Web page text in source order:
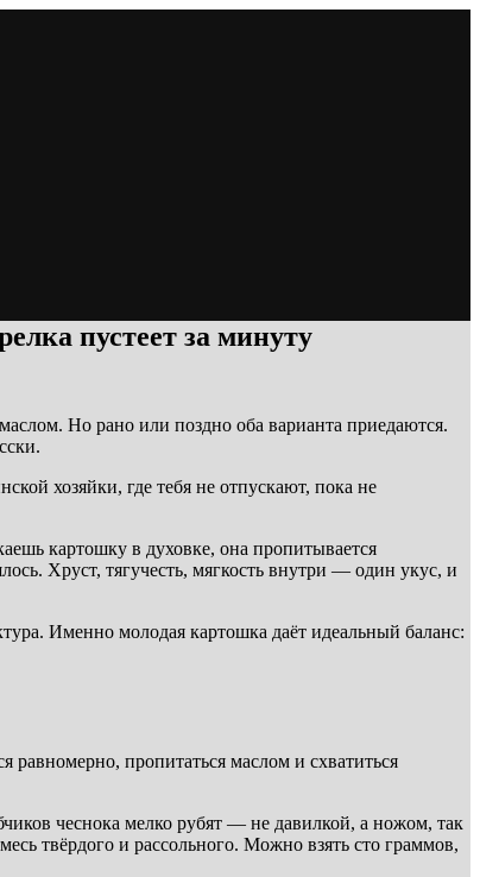
пустеет за минуту
Но рано или поздно оба варианта приедаются.
хозяйки, где тебя не отпускают, пока не
картошку в духовке, она пропитывается
Хруст, тягучесть, мягкость внутри — один укус, и
Именно молодая картошка даёт идеальный баланс:
пропитаться маслом и схватиться
чеснока мелко рубят — не давилкой, а ножом, так
твёрдого и рассольного. Можно взять сто граммов,